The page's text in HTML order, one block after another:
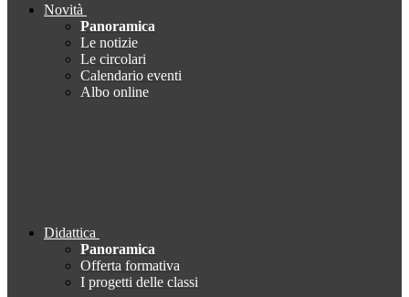
Novità
Panoramica
Le notizie
Le circolari
Calendario eventi
Albo online
Didattica
Panoramica
Offerta formativa
I progetti delle classi